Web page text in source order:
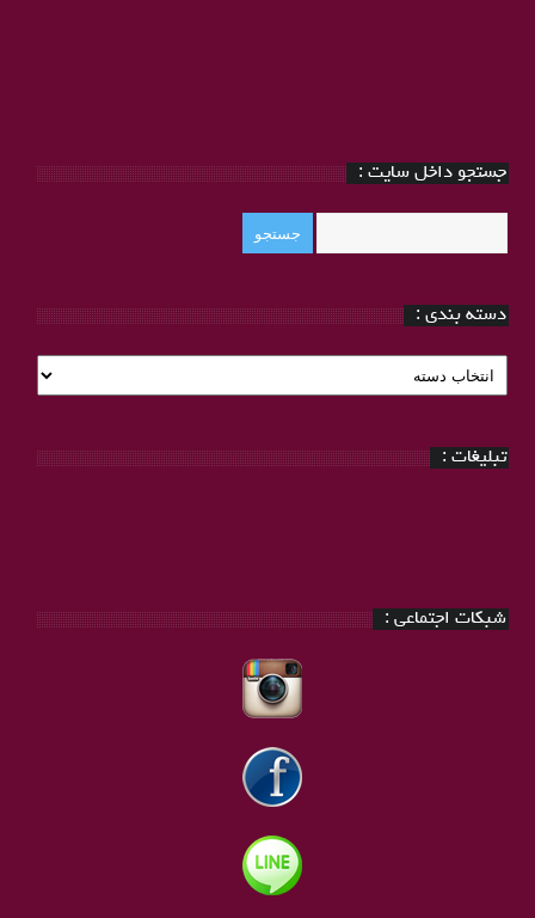
جستجو داخل سایت :
دسته بندی :
دسته
بندی
تبلیغات :
شبکات اجتماعی :